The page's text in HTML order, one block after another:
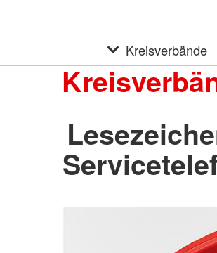
Kreisverbände